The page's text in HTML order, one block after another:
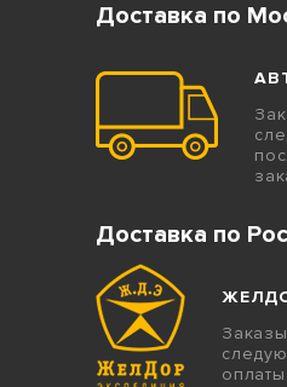
Доставка по
Доставка по